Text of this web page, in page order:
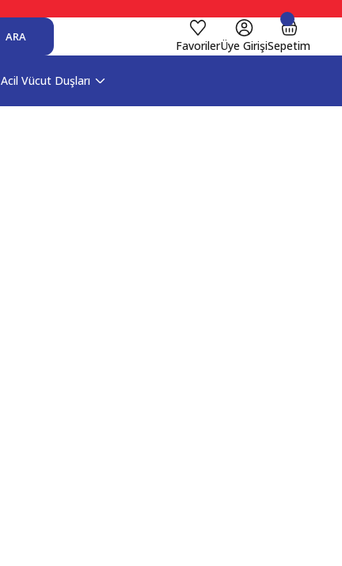
ARA
FavorilerÜye GirişiSepetim
Acil Vücut Duşları